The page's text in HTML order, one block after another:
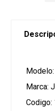
Marca:
Codigo: